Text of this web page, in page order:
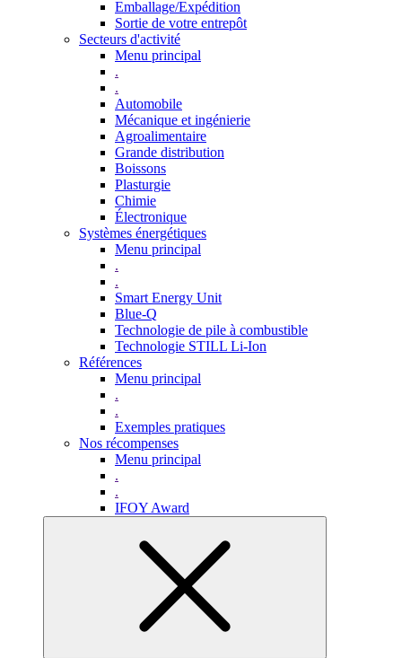
Emballage/Expédition
Sortie de votre entrepôt
Secteurs d'activité
Menu principal
.
.
Automobile
Mécanique et ingénierie
Agroalimentaire
Grande distribution
Boissons
Plasturgie
Chimie
Électronique
Systèmes énergétiques
Menu principal
.
.
Smart Energy Unit
Blue-Q
Technologie de pile à combustible
Technologie STILL Li-Ion
Références
Menu principal
.
.
Exemples pratiques
Nos récompenses
Menu principal
.
.
IFOY Award